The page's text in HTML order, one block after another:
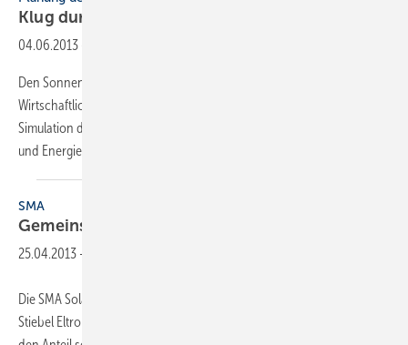
Klug durchgerechnet
04.06.2013
Den Sonnenstrom im eigenen Haus zu verwenden, erhöht die
Wirtschaftlichkeit der Photovoltaikanlage. Bei der Planung ist die
Simulation des Zusammenspiels von Generator, Stromverbrauchern
und Energieströmen sinnvoll. Matthias
SMA
Gemeinsam für mehr
25.04.2013 -
Die SMA Solar Technology AG kooperiert mit der Vaillant Group und
Stiebel Eltron, um ein Energie-Managementsystem zu entwickeln, das